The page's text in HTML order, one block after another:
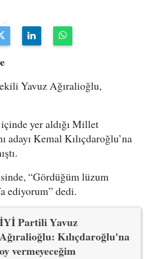
Yavuz Ağıralioğlu,
yer aldığı Millet
adayı Kemal Kılıçdaroğlu’na
“Gördüğüm lüzum
ediyorum” dedi.
İYİ Partili Yavuz
Ağıralioğlu: Kılıçdaroğlu'na
oy vermeyeceğim